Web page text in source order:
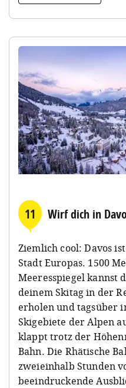
11 Wirf dich in
Ziemlich cool: Davos
Stadt Europas. 1500
Meeresspiegel kannst
deinem Skitag in der
erholen und tagsüber
Skigebiete der Alpen
klappt trotz der
Bahn. Die Rhätische
zweieinhalb Stunden
beeindruckende